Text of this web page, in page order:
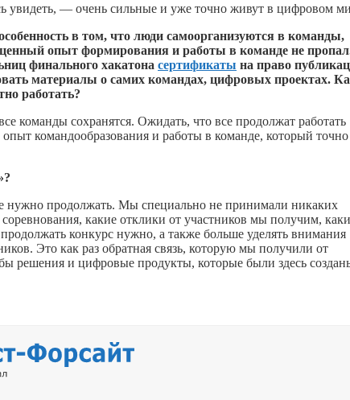
увидеть, — очень сильные и уже точно живут в цифровом
в том, что люди самоорганизуются в команды,
опыт формирования и работы в команде не
финального хакатона сертификаты на право
материалы о самих командах, цифровых проектах.
работать?
команды сохранятся. Ожидать, что все продолжат работать
командообразования и работы в команде, который точно
нужно продолжать. Мы специально не принимали никаких
какие отклики от участников мы получим,
конкурс нужно, а также больше уделять внимания
Это как раз обратная связь, которую мы получили от
решения и цифровые продукты, которые были здесь